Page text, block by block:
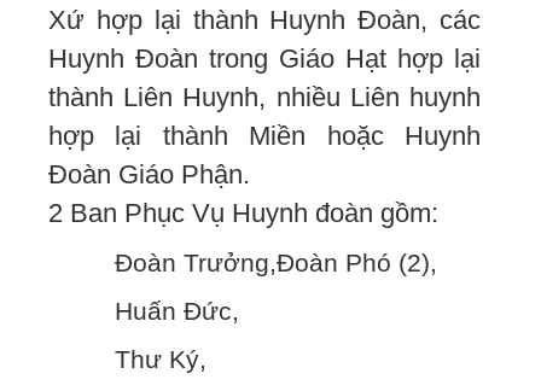
Xứ hợp lại thành Huynh Đoàn, các
Huynh Đoàn trong Giáo Hạt hợp lại
thành Liên Huynh, nhiều Liên huynh
hợp lại thành Miền hoặc Huynh
Đoàn Giáo Phận.
2 Ban Phục Vụ Huynh đoàn gồm:
Đoàn Trưởng,Đoàn Phó (2),
Huấn Đức,
Thư Ký,